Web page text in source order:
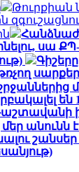
Թուրքիան
սա
են
մեր անունն
շանսեր